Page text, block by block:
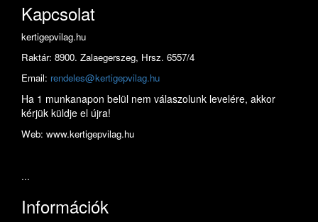
Kapcsolat
kertigepvilag.hu
Raktár: 8900. Zalaegerszeg, Hrsz. 6557/4
Email: rendeles@kertigepvilag.hu
Ha 1 munkanapon belül nem válaszolunk levelére, akkor
kérjük küldje el újra!
Web: www.kertigepvilag.hu
...
Információk